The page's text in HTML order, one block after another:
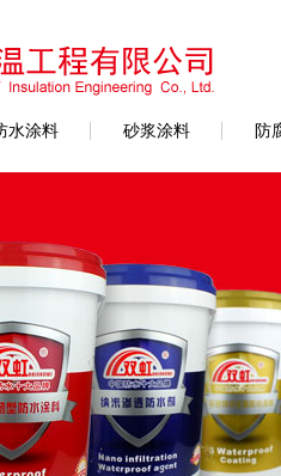
水涂料 砂浆涂料 防